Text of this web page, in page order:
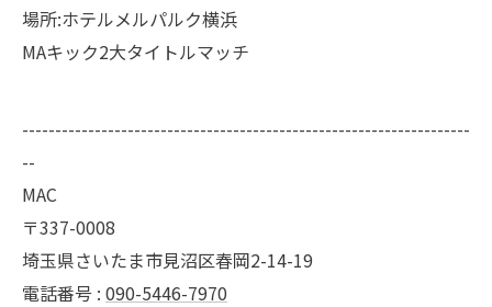
場所:ホテルメルパルク横浜
MAキック2大タイトルマッチ
--------------------------------------------------------------------
--
MAC
〒337-0008
埼玉県さいたま市見沼区春岡2-14-19
電話番号 : 090-5446-7970